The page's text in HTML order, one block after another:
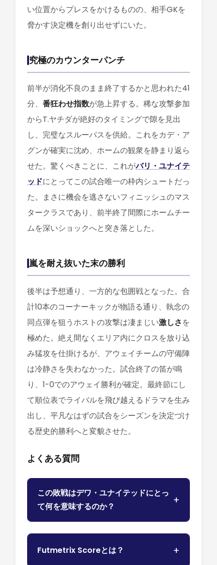
い位置からプレスをかけるものの、相手GKを
脅かす決定機を創り出せずにいた。
究極のカウンターパンチ
前半が消化不良のまま終了するかと思われた41
分、 番狂わせ指数が急上昇する。稀な攻撃参加
からT.ヤチダが絶好のタイミングで隙を見出
し、完璧なスルーパスを供給。これをカデ・ア
グンが確実に沈め、ホームの観衆を静まり返ら
せた。驚くべきことに、これがバリ・ユナイテ
ッドにとってこの試合唯一の枠内シュートだっ
た。まさに機会を逃さないフィニッシュのマス
タークラスであり、前半終了間際にホームチー
ムを深いショックへと突き落とした。
嵐を耐え抜いた末の勝利
後半は予想通り、一方的な包囲戦となった。合
計10本のコーナーキックが物語る通り、執念の
同点弾を狙うホストの攻撃は凄まじい激しさを
極めた。絶え間なくエリア内にクロスを放り込
み猛攻を仕掛けるが、アウェイチームの守備陣
は冷静さを失わなかった。試合終了の笛が鳴
り、1-0でのアウェイ勝利が確定。最終節にし
て順位表でライバルを飛び越えるドラマを生み
出し、平凡なはずの試合をシーズンを決定づけ
る歴史的勝利へと変貌させた。
よくある質問
この敗戦はデワ・ユナイテッドにとっ
て何を意味するのか？
Futmetrix Scoreとは？